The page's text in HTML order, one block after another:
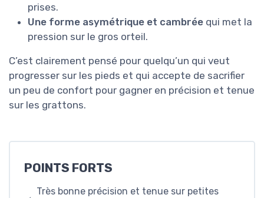
prises.
Une forme asymétrique et cambrée qui met la
pression sur le gros orteil.
C’est clairement pensé pour quelqu’un qui veut
progresser sur les pieds et qui accepte de sacrifier
un peu de confort pour gagner en précision et tenue
sur les grattons.
POINTS FORTS
Très bonne précision et tenue sur petites